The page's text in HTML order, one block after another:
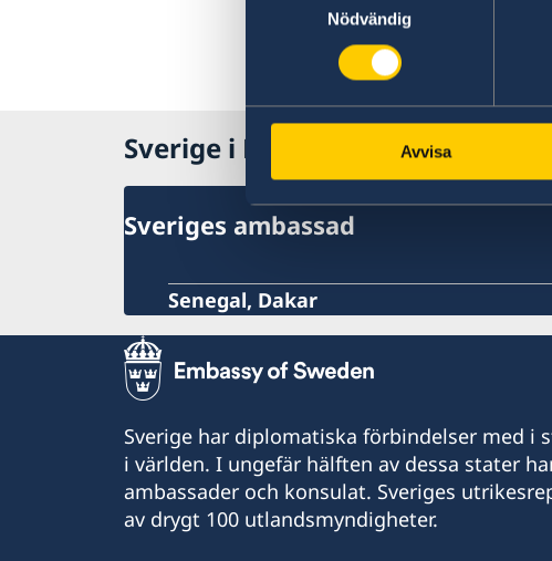
Nödvändig
Avvisa
Sverige i Mauretanien
Sveriges ambassad
Senegal, Dakar
Sverige har diplomatiska förbindelser med i
i världen. I ungefär hälften av dessa stater
ambassader och konsulat. Sveriges
av drygt 100 utlandsmyndigheter.